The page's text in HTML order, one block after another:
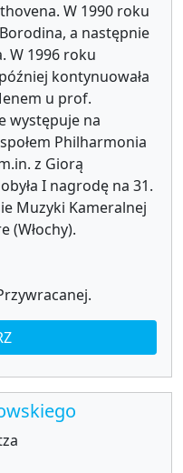
W 1990 roku
a następnie
W 1996 roku
kontynuowała
u prof.
występuje na
Philharmonia
z Giorą
I nagrodę na 31.
Muzyki Kameralnej
(Włochy).